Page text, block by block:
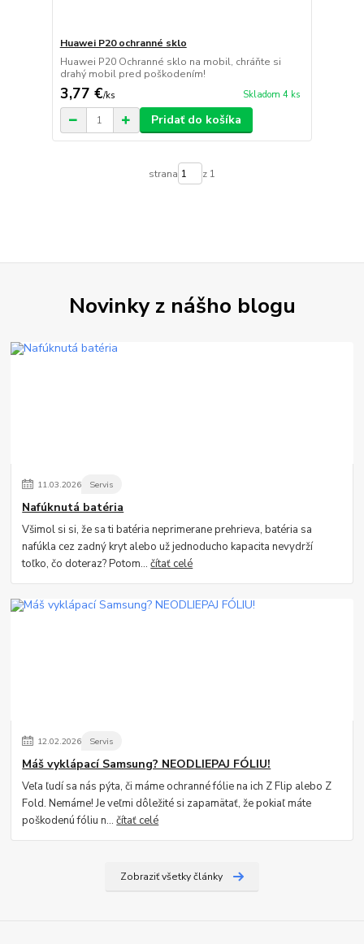
Huawei P20 ochranné sklo
Huawei P20 Ochranné sklo na mobil, chráňte si
drahý mobil pred poškodením!
3,77 €/ks Skladom 4 ks
Pridať do košíka
strana z 1
Novinky z nášho blogu
11.03.2026 Servis
Nafúknutá batéria
Všimol si si, že sa ti batéria neprimerane prehrieva, batéria sa
nafúkla cez zadný kryt alebo už jednoducho kapacita nevydrží
toľko, čo doteraz? Potom...čítať celé
12.02.2026 Servis
Máš vyklápací Samsung? NEODLIEPAJ FÓLIU!
Veľa ľudí sa nás pýta, či máme ochranné fólie na ich Z Flip alebo Z
Fold. Nemáme! Je veľmi dôležité si zapamätať, že pokiaľ máte
poškodenú fóliu n...čítať celé
Zobraziť všetky články